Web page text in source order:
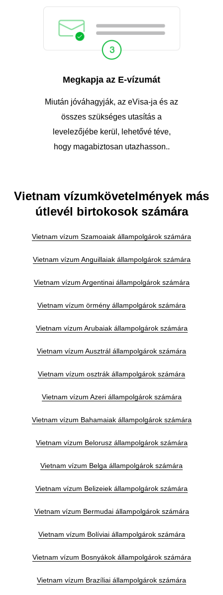
Megkapja az E-vízumát
Miután jóváhagyják, az eVisa-ja és az
összes szükséges utasítás a
levelezőjébe kerül, lehetővé téve,
hogy magabiztosan utazhasson..
Vietnam vízumkövetelmények más
útlevél birtokosok számára
Vietnam vízum Szamoaiak állampolgárok számára
Vietnam vízum Anguillaiak állampolgárok számára
Vietnam vízum Argentinai állampolgárok számára
Vietnam vízum örmény állampolgárok számára
Vietnam vízum Arubaiak állampolgárok számára
Vietnam vízum Ausztrál állampolgárok számára
Vietnam vízum osztrák állampolgárok számára
Vietnam vízum Azeri állampolgárok számára
Vietnam vízum Bahamaiak állampolgárok számára
Vietnam vízum Belorusz állampolgárok számára
Vietnam vízum Belga állampolgárok számára
Vietnam vízum Belizeiek állampolgárok számára
Vietnam vízum Bermudai állampolgárok számára
Vietnam vízum Bolíviai állampolgárok számára
Vietnam vízum Bosnyákok állampolgárok számára
Vietnam vízum Brazíliai állampolgárok számára